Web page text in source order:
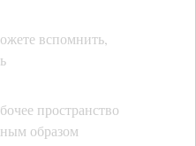
вспомнить,
пространство
образом